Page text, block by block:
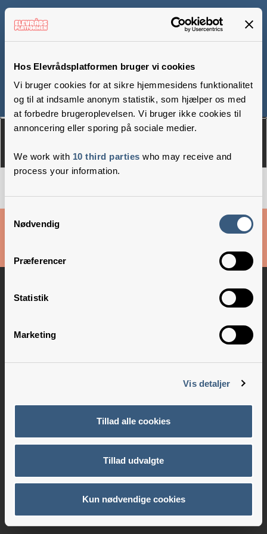
Hos Elevrådsplatformen bruger vi cookies
Vi bruger cookies for at sikre hjemmesidens funktionalitet
og til at indsamle anonym statistik, som hjælper os med
at forbedre brugeroplevelsen. Vi bruger ikke cookies til
annoncering eller sporing på sociale medier.
We work with 10 third parties who may receive and
process your information.
Samtykkevalg
Nødvendig
Præferencer
Statistik
Marketing
Vis detaljer
Tillad alle cookies
Tillad udvalgte
Kun nødvendige cookies
Skole, afd. Tranum
Om Medlemmer
Danske Skoleelever